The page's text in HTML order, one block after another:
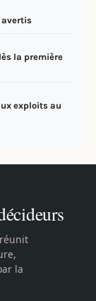
avertis
la première
exploits au
la